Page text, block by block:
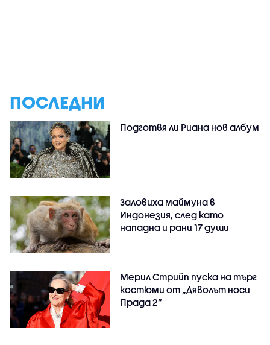
ПОСЛЕДНИ
Подготвя ли Риана нов албум
Заловиха маймуна в
Индонезия, след като
нападна и рани 17 души
Мерил Стрийп пуска на търг
костюми от „Дяволът носи
Прада 2“